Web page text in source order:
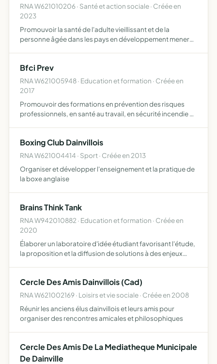
RNA W621010206 · Santé et action sociale · Créée en
2023
Promouvoir la santé de l'adulte vieillissant et de la
personne âgée dans les pays en développement mener
Bfci Prev
RNA W621005948 · Education et formation · Créée en
2017
Promouvoir des formations en prévention des risques
professionnels, en santé au travail, en sécurité incendie au
formations de …
Boxing Club Dainvillois
RNA W621004414 · Sport · Créée en 2013
Organiser et développer l'enseignement et la pratique de
la boxe anglaise
Brains Think Tank
RNA W942010882 · Education et formation · Créée en
2020
Élaborer un laboratoire d'idée étudiant favorisant l'étude,
la proposition et la diffusion de solutions à des enjeux
Cercle Des Amis Dainvillois (Cad)
RNA W621002169 · Loisirs et vie sociale · Créée en 2008
Réunir les anciens élus dainvillois et leurs amis pour
organiser des rencontres amicales et philosophiques
Cercle Des Amis De La Mediatheque Municipale
De Dainville